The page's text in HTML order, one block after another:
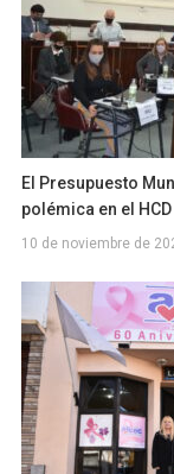
El Presupuesto
polémica en el
10 de noviembre de